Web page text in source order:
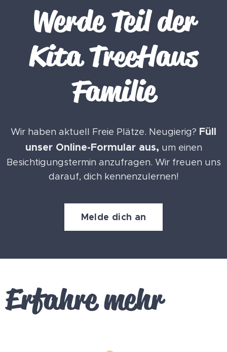
Werde Teil der
Kita TreeHaus
Familie
Wir haben aktuell Freie Plätze. Neugierig? Füll
unser Online-Formular aus, um einen
Besichtigungstermin anzufragen. Wir freuen uns
darauf, dich kennenzulernen!
Melde dich an
Erfahremehr